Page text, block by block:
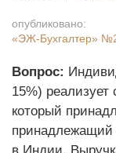
опубликовано:
«ЭЖ-Бухгалтер»
Вопрос:
15%) реализует
который
принадлежащий